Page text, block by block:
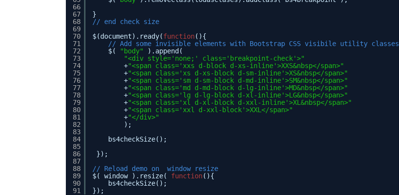
66
67
68
69
70
71
72
73
74
75
76
77
78
79
80
81
82
83
84
85
86
87
88
89
90
91
}
// end check size
$(document).ready(function(){
// Add some invisible elements with Bootstrap CSS visibile utility classes
$( "body"
).append(
"<div style='none;' class='breakpoint-check'>"
+"<span class='xxs d-block d-xs-inline'>XXS&nbsp</span>"
+"<span class='xs d-xs-block d-sm-inline'>XS&nbsp</span>"
+"<span class='sm d-sm-block d-md-inline'>SM&nbsp</span>"
+"<span class='md d-md-block d-lg-inline'>MD&nbsp</span>"
+"<span class='lg d-lg-block d-xl-inline'>LG&nbsp</span>"
+"<span class='xl d-xl-block d-xxl-inline'>XL&nbsp</span>"
+"<span class='xxl d-xxl-block'>XXL</span>"
+"</div>"
);
bs4checkSize();
});
// Reload demo on  window resize
$( window ).resize( function(){
bs4checkSize();
});